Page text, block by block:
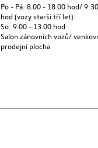
Po - Pá: 8.00 - 18.00 hod/
hod (vozy starší tří let).
So: 9.00 - 13.00 hod
Salon zánovních vozů/
prodejní plocha